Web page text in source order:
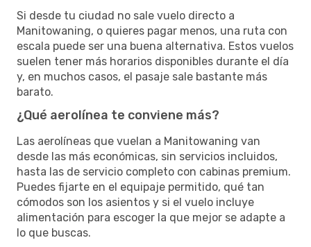
Si desde tu ciudad no sale vuelo directo a
Manitowaning, o quieres pagar menos, una ruta con
escala puede ser una buena alternativa. Estos vuelos
suelen tener más horarios disponibles durante el día
y, en muchos casos, el pasaje sale bastante más
barato.
¿Qué aerolínea te conviene más?
Las aerolíneas que vuelan a Manitowaning van
desde las más económicas, sin servicios incluidos,
hasta las de servicio completo con cabinas premium.
Puedes fijarte en el equipaje permitido, qué tan
cómodos son los asientos y si el vuelo incluye
alimentación para escoger la que mejor se adapte a
lo que buscas.